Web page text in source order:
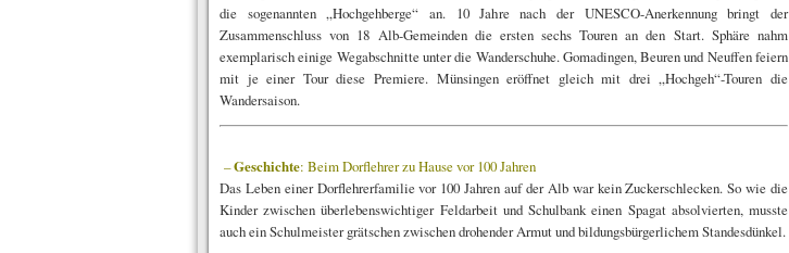
die sogenannten „Hochgehberge“ an. 10 Jahre nach der UNESCO-Anerkennung bringt der
Zusammenschluss von 18 Alb-Gemeinden die ersten sechs Touren an den Start. Sphäre nahm
exemplarisch einige Wegabschnitte unter die Wanderschuhe. Gomadingen, Beuren und Neuffen feiern
mit je einer Tour diese Premiere. Münsingen eröffnet gleich mit drei „Hochgeh“-Touren die
Wandersaison.
–Geschichte: Beim Dorflehrer zu Hause vor 100 Jahren
Das Leben einer Dorflehrerfamilie vor 100 Jahren auf der Alb war kein Zuckerschlecken. So wie die
Kinder zwischen überlebenswichtiger Feldarbeit und Schulbank einen Spagat absolvierten, musste
auch ein Schulmeister grätschen zwischen drohender Armut und bildungsbürgerlichem Standesdünkel.